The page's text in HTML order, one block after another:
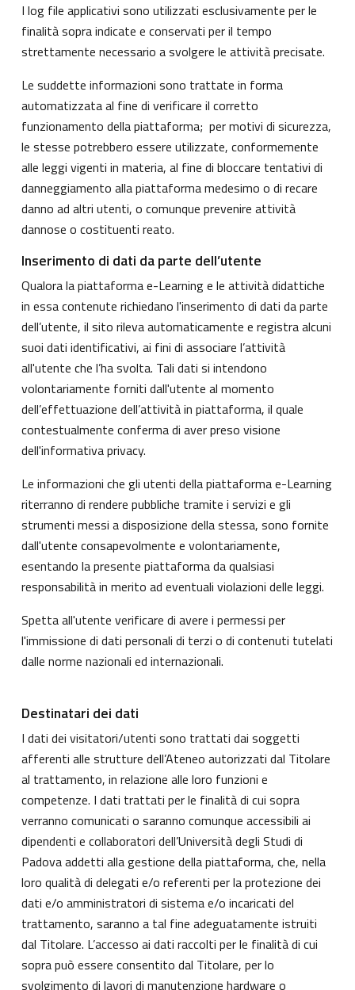
I log file applicativi sono utilizzati esclusivamente per le
finalità sopra indicate e conservati per il tempo
strettamente necessario a svolgere le attività precisate.
Le suddette informazioni sono trattate in forma
automatizzata al fine di verificare il corretto
funzionamento della piattaforma; per motivi di sicurezza,
le stesse potrebbero essere utilizzate, conformemente
alle leggi vigenti in materia, al fine di bloccare tentativi di
danneggiamento alla piattaforma medesimo o di recare
danno ad altri utenti, o comunque prevenire attività
dannose o costituenti reato.
Inserimento di dati da parte dell’utente
Qualora la piattaforma e-Learning e le attività didattiche
in essa contenute richiedano l'inserimento di dati da parte
dell’utente, il sito rileva automaticamente e registra alcuni
suoi dati identificativi, ai fini di associare l’attività
all'utente che l’ha svolta. Tali dati si intendono
volontariamente forniti dall'utente al momento
dell’effettuazione dell’attività in piattaforma, il quale
contestualmente conferma di aver preso visione
dell'informativa privacy.
Le informazioni che gli utenti della piattaforma e-Learning
riterranno di rendere pubbliche tramite i servizi e gli
strumenti messi a disposizione della stessa, sono fornite
dall'utente consapevolmente e volontariamente,
esentando la presente piattaforma da qualsiasi
responsabilità in merito ad eventuali violazioni delle leggi.
Spetta all'utente verificare di avere i permessi per
l'immissione di dati personali di terzi o di contenuti tutelati
dalle norme nazionali ed internazionali.
Destinatari dei dati
I dati dei visitatori/utenti sono trattati dai soggetti
afferenti alle strutture dell’Ateneo autorizzati dal Titolare
al trattamento, in relazione alle loro funzioni e
competenze. I dati trattati per le finalità di cui sopra
verranno comunicati o saranno comunque accessibili ai
dipendenti e collaboratori dell’Università degli Studi di
Padova addetti alla gestione della piattaforma, che, nella
loro qualità di delegati e/o referenti per la protezione dei
dati e/o amministratori di sistema e/o incaricati del
trattamento, saranno a tal fine adeguatamente istruiti
dal Titolare. L’accesso ai dati raccolti per le finalità di cui
sopra può essere consentito dal Titolare, per lo
svolgimento di lavori di manutenzione hardware o